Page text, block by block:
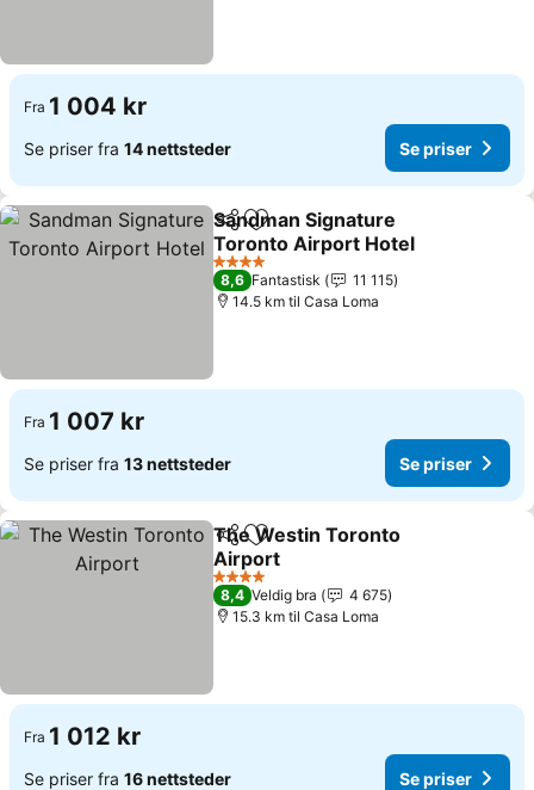
Fra 1 004 kr
Se priser fra 14 nettsteder Se priser
Del Legg til i favoritter
Sandman Signature
Toronto Airport Hotel
4 Stjerner
8,6 Fantastisk
11 115
14.5 km til Casa Loma
Fra 1 007 kr
Se priser fra 13 nettsteder Se priser
Del Legg til i favoritter
The Westin Toronto
Airport
4 Stjerner
8,4 Veldig bra
4 675
15.3 km til Casa Loma
Fra 1 012 kr
Se priser fra 16 nettsteder Se priser